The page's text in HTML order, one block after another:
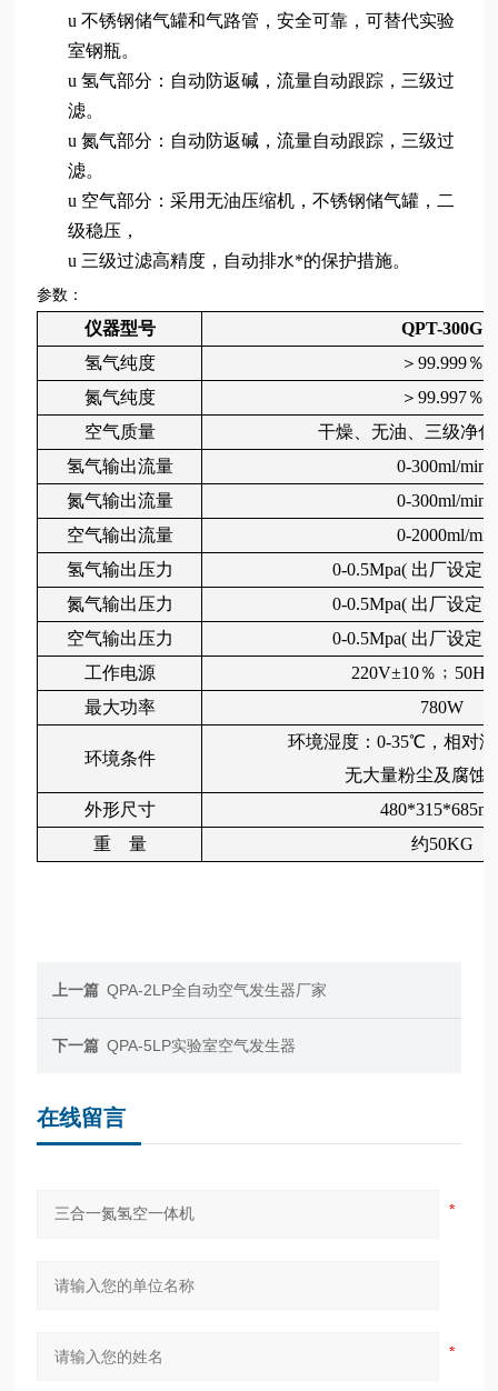
u不锈钢储气罐和气路管，安全可靠，可替代实验
室钢瓶。
u氢气部分：自动防返碱，流量自动跟踪，三级过
滤。
u氮气部分：自动防返碱，流量自动跟踪，三级过
滤。
u 空气部分：采用无油压缩机，不锈钢储气罐，二
级稳压，
u 三级过滤高精度，自动排水*的保护措施。
参数：
仪器型号
QPT-300G
氢气纯度 ＞ 99.999％
氮气纯度 ＞ 99.997％
空气质量
干燥、无油、三级净
氢气输出流量 0-300ml/min
氮气输出流量
0-300ml/min
空气输出流量 0-2000ml/mi
氢气输出压力
0-0.5Mpa( 出厂设定
氮气输出压力 0-0.5Mpa( 出厂设定
空气输出压力 0-0.5Mpa( 出厂设定
工作电源
220V±10％﹔ 50HZ
最大功率
780W
环境条件
环境湿度：0-35℃，相对
无大量粉尘及腐蚀
外形尺寸
重
量 约50KG
上一篇 QPA-2LP全自动空气发生器厂家
下一篇 QPA-5LP实验室空气发生器
在线留言